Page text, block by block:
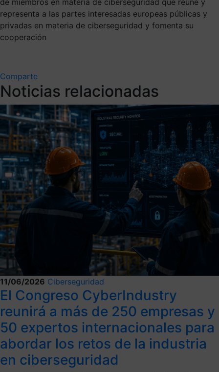
representa a las partes interesadas europeas públicas y
privadas en materia de ciberseguridad y fomenta su
cooperación
Comparte
Noticias relacionadas
11/06/2026 Ciberseguridad
El Congreso CyberIndustry
reunirá a más de 250 empresas y
50 expertos internacionales para
abordar los retos de la industria
en ciberseguridad